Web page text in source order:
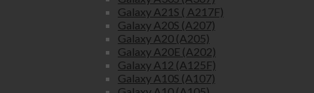
Galaxy A21S ( A217F)
Galaxy A20S (A207)
Galaxy A20 (A205)
Galaxy A20E (A202)
Galaxy A12 (A125F)
Galaxy A10S (A107)